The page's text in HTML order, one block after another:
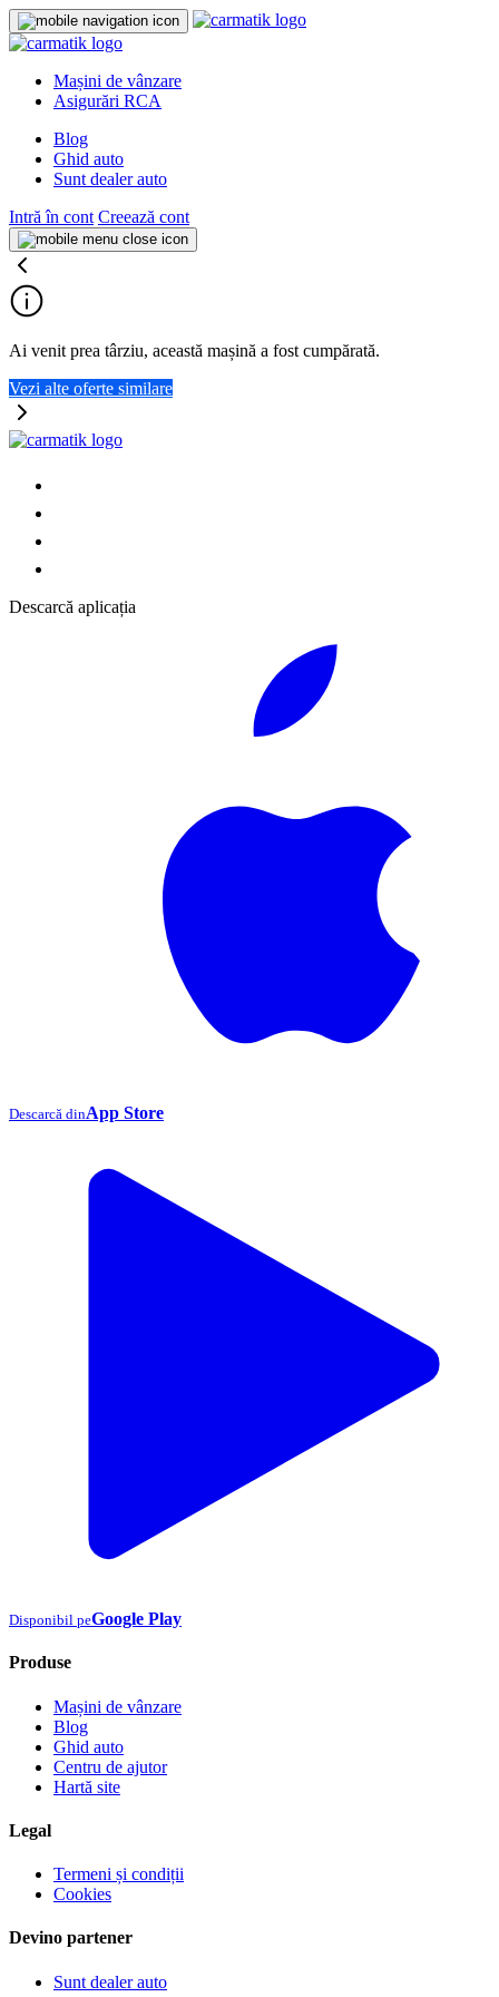
Mașini de vânzare
Asigurări RCA
Blog
Ghid auto
Sunt dealer auto
Intră în cont Creează cont
Ai venit prea târziu, această mașină a fost cumpărată.
Vezi alte oferte similare
Descarcă aplicația
Descarcă dinApp Store
Disponibil peGoogle Play
Produse
Mașini de vânzare
Blog
Ghid auto
Centru de ajutor
Hartă site
Legal
Termeni și condiții
Cookies
Devino partener
Sunt dealer auto